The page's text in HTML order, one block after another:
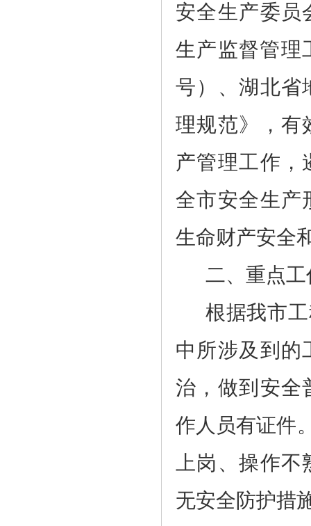
安全生产委员
生产监督管理
号）、湖北省
理规范》，有
产管理工作，
全市安全生产
生命财产安全
二、重点工
根据我市
中所涉及到的
治，做到安全
作人员有证件
上岗、操作
无安全防护措